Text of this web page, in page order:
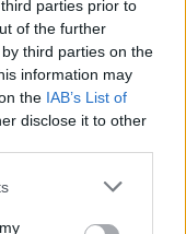
parties prior to
of the further
third parties on the
information may
the IAB’s List of
disclose it to other